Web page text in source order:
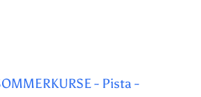
- Pista -